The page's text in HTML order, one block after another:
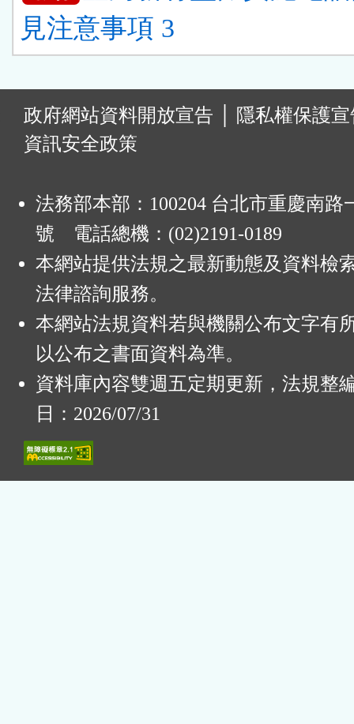
見注意事項 3
政府網站資料開放宣告
隱私權保護
資訊安全政策
法務部本部：100204 台北市重慶南路
號 電話總機：(02)2191-0189
本網站提供法規之最新動態及資料檢
法律諮詢服務。
本網站法規資料若與機關公布文字有
以公布之書面資料為準。
資料庫內容雙週五定期更新，法規整
日：2026/07/31